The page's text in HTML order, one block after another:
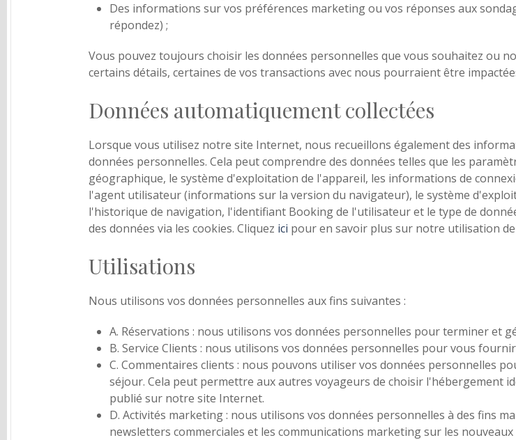
Des informations sur vos préférences marketing ou vos réponses aux
répondez) ;
Vous pouvez toujours choisir les données personnelles que vous souhaitez ou
certains détails, certaines de vos transactions avec nous pourraient être
Données automatiquement collectées
Lorsque vous utilisez notre site Internet, nous recueillons également des
données personnelles. Cela peut comprendre des données telles que les
géographique, le système d'exploitation de l'appareil, les informations de
l'agent utilisateur (informations sur la version du navigateur), le système
l'historique de navigation, l'identifiant Booking de l'utilisateur et le type de
des données via les cookies. Cliquez ici pour en savoir plus sur notre utilisation de
Utilisations
Nous utilisons vos données personnelles aux fins suivantes :
A. Réservations : nous utilisons vos données personnelles pour terminer et
B. Service Clients : nous utilisons vos données personnelles pour vous
C. Commentaires clients : nous pouvons utiliser vos données personnelles
séjour. Cela peut permettre aux autres voyageurs de choisir l'hébergement
publié sur notre site Internet.
D. Activités marketing : nous utilisons vos données personnelles à des fins
newsletters commerciales et les communications marketing sur les